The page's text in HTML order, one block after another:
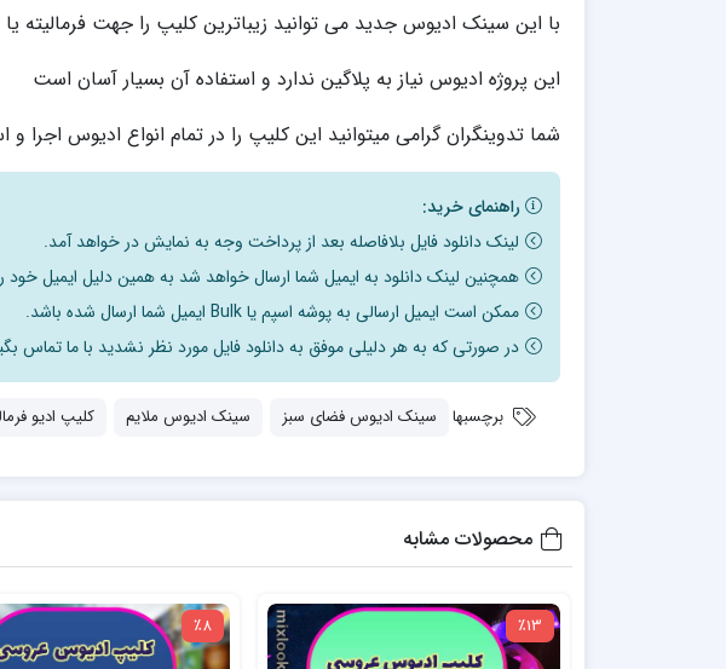
با این سینک ادیوس جدید می توانید زیباترین کلیپ را جهت فرمالیته
این پروژه ادیوس نیاز به پلاگین ندارد و استفاده آن بسیار آسان است
شما تدوینگران گرامی میتوانید این کلیپ را در تمام انواع ادیوس اجرا و
راهنمای خرید:
لینک دانلود فایل بلافاصله بعد از پرداخت وجه به نمایش در خواهد آمد.
همچنین لینک دانلود به ایمیل شما ارسال خواهد شد به همین دلیل ایمیل خود
ممکن است ایمیل ارسالی به پوشه اسپم یا Bulk ایمیل شما ارسال شده باشد.
در صورتی که به هر دلیلی موفق به دانلود فایل مورد نظر نشدید با ما تماس
برچسبها سینک ادیوس فضای سبز سینک ادیوس ملایم کلیپ ادیو
محصولات مشابه
٪13 ٪8